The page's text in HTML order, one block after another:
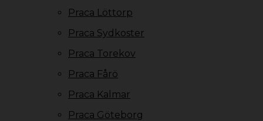
Praca Löttorp
Praca Sydkoster
Praca Torekov
Praca Fårö
Praca Kalmar
Praca Göteborg